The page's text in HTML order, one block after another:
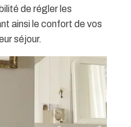
de régler les
ainsi le confort de vos
séjour.